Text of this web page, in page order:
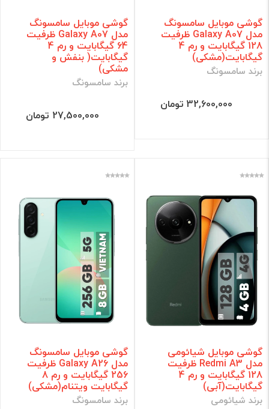
گوشی موبایل سامسونگ
مدل Galaxy A07 ظرفیت
128 گیگابایت و رم 4
گیگابایت(مشکی)
برند سامسونگ
32,600,000 تومان
گوشی موبایل سامسونگ
مدل Galaxy A07 ظرفیت
64 گیگابایت و رم 4
گیگابایت( بنفش و
مشکی)
برند سامسونگ
27,500,000 تومان
گوشی موبایل شیائومی
مدل Redmi A3 ظرفیت
128 گیگابایت و رم 4
گیگابایت(آبی)
برند شیائومی
گوشی موبایل سامسونگ
مدل Galaxy A26 ظرفیت
256 گیگابایت و رم 8
گیگابایت ویتنام(مشکی)
برند سامسونگ